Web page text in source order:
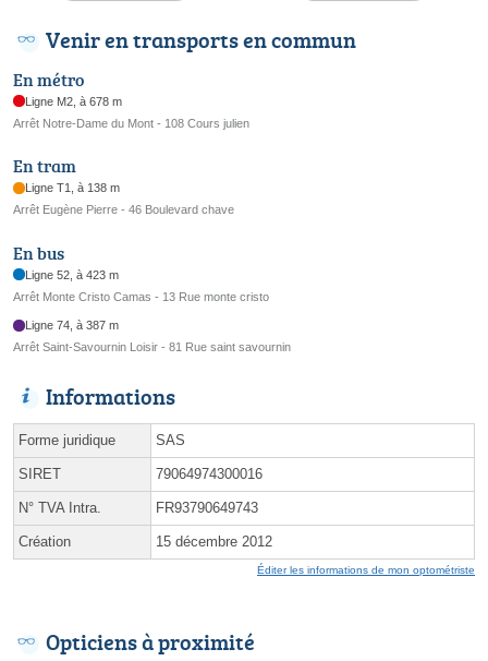
Venir en transports en commun
En métro
Ligne M2, à 678 m
Arrêt Notre-Dame du Mont - 108 Cours julien
En tram
Ligne T1, à 138 m
Arrêt Eugène Pierre - 46 Boulevard chave
En bus
Ligne 52, à 423 m
Arrêt Monte Cristo Camas - 13 Rue monte cristo
Ligne 74, à 387 m
Arrêt Saint-Savournin Loisir - 81 Rue saint savournin
Informations
Forme juridique SAS
SIRET 79064974300016
N° TVA Intra. FR93790649743
Création 15 décembre 2012
Éditer les informations de mon optométriste
Opticiens à proximité